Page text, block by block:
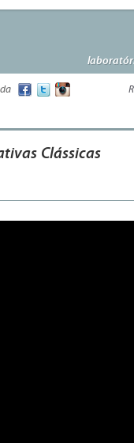
Clássicas